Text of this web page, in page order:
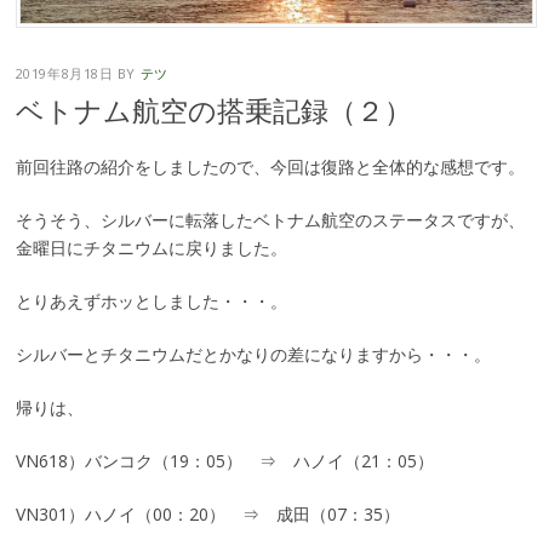
2019年8月18日 BY テツ
ベトナム航空の搭乗記録（２）
前回往路の紹介をしましたので、今回は復路と全体的な感想です。
そうそう、シルバーに転落したベトナム航空のステータスですが、
金曜日にチタニウムに戻りました。
とりあえずホッとしました・・・。
シルバーとチタニウムだとかなりの差になりますから・・・。
帰りは、
VN618）バンコク（19：05） ⇒ ハノイ（21：05）
VN301）ハノイ（00：20） ⇒ 成田（07：35）